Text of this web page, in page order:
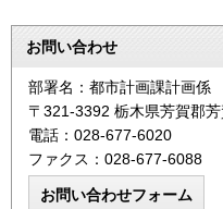
お問い合わせ
部署名：都市計画課計画係
〒321-3392 栃木県芳賀郡
電話：028-677-6020
ファクス：028-677-6088